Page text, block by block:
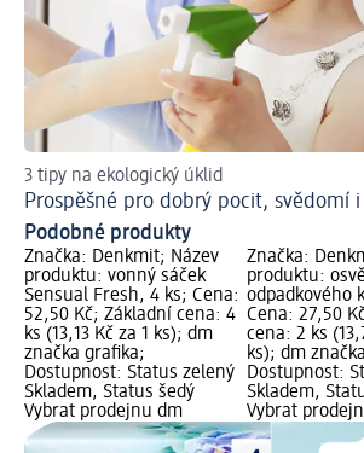
3 tipy na ekologický úklid
Prospěšné pro dobrý pocit, svědomí
Podobné produkty
Značka: Denkmit; Název
produktu: vonný sáček
Sensual Fresh, 4 ks; Cena:
52,50 Kč; Základní cena: 4
ks (13,13 Kč za 1 ks); dm
značka grafika;
Dostupnost: Status zelený
Skladem, Status šedý
Vybrat prodejnu dm
Značka:
produktu:
odpadkového
Cena: 27,50
cena: 2 ks
ks); dm
Dostupnost:
Skladem,
Vybrat